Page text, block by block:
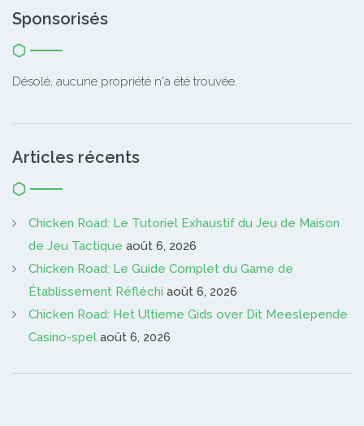
Sponsorisés
Désolé, aucune propriété n'a été trouvée.
Articles récents
Chicken Road: Le Tutoriel Exhaustif du Jeu de Maison
de Jeu Tactique août 6, 2026
Chicken Road: Le Guide Complet du Game de
Établissement Réfléchi août 6, 2026
Chicken Road: Het Ultieme Gids over Dit Meeslepende
Casino-spel août 6, 2026